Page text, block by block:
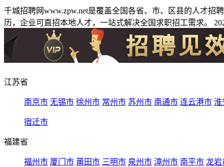
千城招聘网www.zpw.net是覆盖全国各省、市、区县的人才
历，企业可直招本地人才，一站式解决全国求职招工需求。
江苏省
南京市 无锡市 徐州市 常州市 苏州市 南通市 连云港市 淮
宿迁市
福建省
福州市 厦门市 莆田市 三明市 泉州市 漳州市 南平市 龙岩